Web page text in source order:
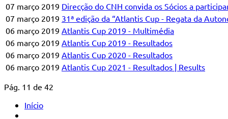
07 março 2019 Direcção do CNH convida os Sócios a
07 março 2019 31ª edição da “Atlantis Cup - Regata da
06 março 2019 Atlantis Cup 2019 - Multimédia
06 março 2019 Atlantis Cup 2019 - Resultados
06 março 2019 Atlantis Cup 2020 - Resultados
06 março 2019 Atlantis Cup 2021 - Resultados | Results
Pág. 11 de 42
Início